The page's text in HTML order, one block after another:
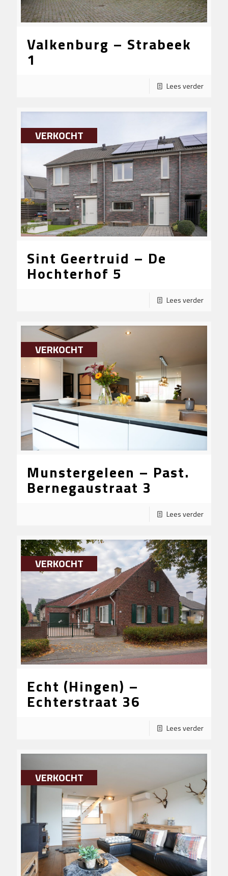
Valkenburg – Strabeek
1
Lees verder
VERKOCHT
Sint Geertruid – De
Hochterhof 5
Lees verder
VERKOCHT
Munstergeleen – Past.
Bernegaustraat 3
Lees verder
VERKOCHT
Echt (Hingen) –
Echterstraat 36
Lees verder
VERKOCHT